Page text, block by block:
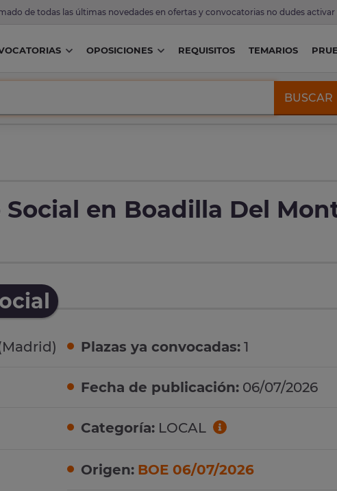
de todas las últimas novedades en ofertas y convocatorias no dudes activar
OPOSICIONES REQUISITOS TEMARIOS
BUSCAR
en Boadilla Del
Plazas ya convocadas: 1
Fecha de publicación: 06/07/2026
Categoría: LOCAL
Origen: BOE 06/07/2026